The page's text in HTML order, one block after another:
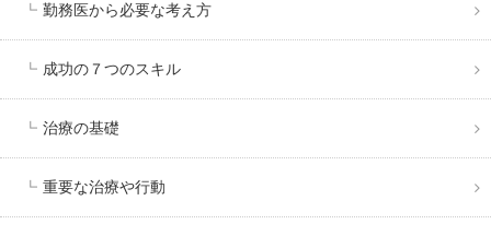
勤務医から必要な考え方
成功の７つのスキル
治療の基礎
重要な治療や行動